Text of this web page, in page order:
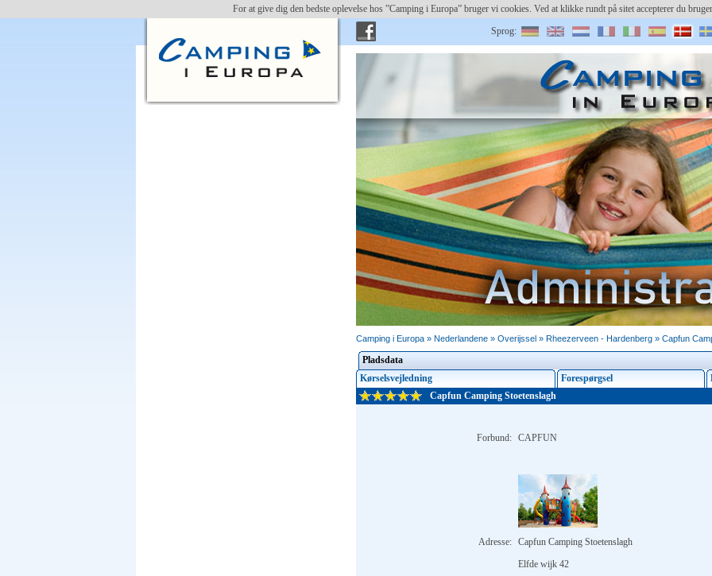
For at give dig den bedste oplevelse hos ”Camping i Europa” bruger vi cookies. Ved at klikke rundt på sitet accepterer du
Sprog:
Registrer plads
Camping i Europa » Nederlandene » Overijssel » Rheezerveen - Hardenberg » Capfun
Pladsdata
Kørselsvejledning
Forespørgsel
Capfun Camping Stoetenslagh
Forbund: CAPFUN
Adresse: Capfun Camping Stoetenslagh
Elfde wijk 42